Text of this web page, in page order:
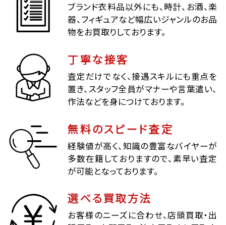
ブランド衣料品以外にも、時計、お酒、楽
器、フィギュアなど幅広いジャンルのお品
物をお買取りしております。
丁寧な接客
査定だけでなく、接遇スキルにも重点を
置き、スタッフ全員がマナーや言葉遣い、
作法などを身につけております。
無料のスピード査定
経験値が高く、知識の豊富なバイヤーが
多数在籍しておりますので、素早い査定
が可能となっております。
選べる買取方法
お客様のニーズに合わせ、店頭買取・出